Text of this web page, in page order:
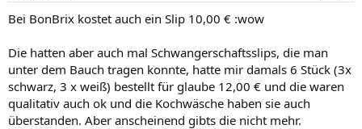
Bei BonBrix kostet auch ein Slip 10,00 € :wow
Die hatten aber auch mal Schwangerschaftsslips, die man
unter dem Bauch tragen konnte, hatte mir damals 6 Stück (3x
schwarz, 3 x weiß) bestellt für glaube 12,00 € und die waren
qualitativ auch ok und die Kochwäsche haben sie auch
überstanden. Aber anscheinend gibts die nicht mehr.